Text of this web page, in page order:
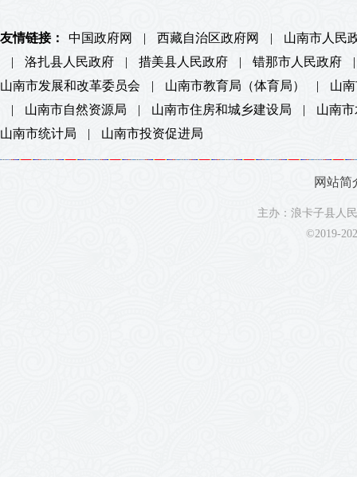
友情链接： 中国政府网 | 西藏自治区政府网 |
山南市人民
|
洛扎县人民政府 | 措美县人民政府 | 错那市人民政府
|
山南市发展和改革委员会
| 山南市教育局（体育局） |
山
|
山南市自然资源局 | 山南市住房和城乡建设局 |
山南
山南市统计局
| 山南市投资促进局
网站简
主办：浪卡子县人
©2019-